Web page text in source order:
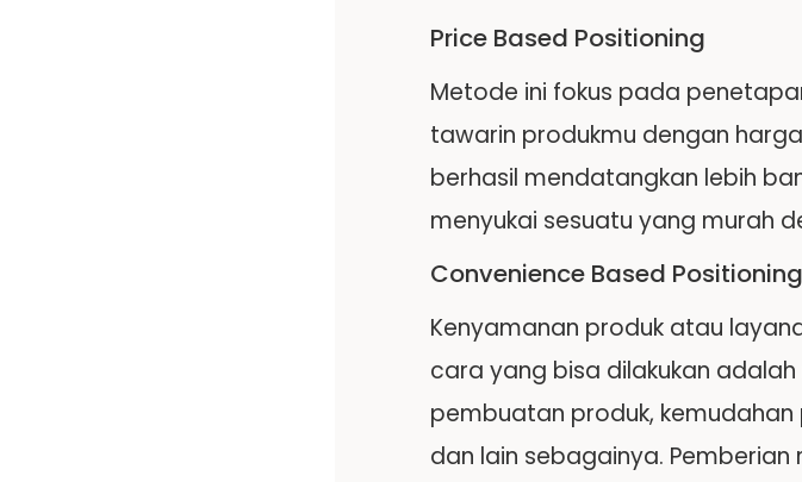
Price Based Positioning
Metode ini fokus pada
tawarin produkmu dengan
berhasil mendatangkan lebih
menyukai sesuatu yang murah
Convenience Based Positioning
Kenyamanan produk atau
cara yang bisa dilakukan
pembuatan produk,
dan lain sebagainya.